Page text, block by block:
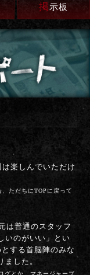
掲示板
楽しんでいただけ
ただちにTOPに戻って
は普通のスタッフ
いのがいい」とい
する首脳陣のみな
ました。
グとか…マネージャーブ